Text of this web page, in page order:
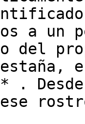
a un
del
.